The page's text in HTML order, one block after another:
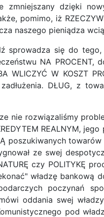
zmniejszany dzięki
pomimo, iż
naszego pieniądza
sprowadza się do
NA
WLICZYĆ W KOSZT
DŁUG, z
nie rozwiązaliśmy
REALNYM,
poszukiwanych
ze swej
czy POLITYKĘ
władzę
poczynań
oddania swej
pod